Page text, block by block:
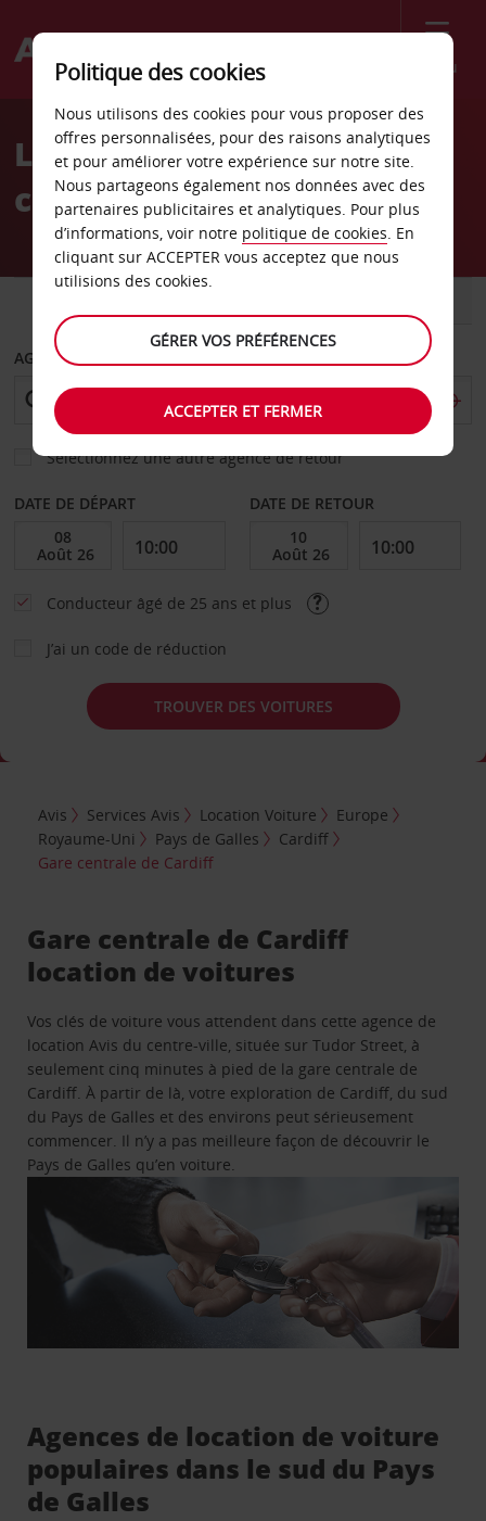
Menu
Welcome
AvisLocation de voiture Gare
centrale de Cardiff
AGENCE DE DÉPART
Sélectionnez une autre agence de retour
DATE DE DÉPART DATE DE RETOUR
Conducteur âgé de 25 ans et plus
J’ai un code de réduction
TROUVER DES VOITURES
Avis Services Avis Location Voiture
Europe
Royaume-Uni
Pays de Galles
Cardiff
Gare centrale de Cardiff
Gare centrale de Cardiff
location de voitures
Vos clés de voiture vous attendent dans cette agence de
location Avis du centre-ville, située sur Tudor Street, à
seulement cinq minutes à pied de la gare centrale de
Cardiff. À partir de là, votre exploration de Cardiff, du sud
du Pays de Galles et des environs peut sérieusement
commencer. Il n’y a pas meilleure façon de découvrir le
Pays de Galles qu’en voiture.
Agences de location de voiture
populaires dans le sud du Pays
de Galles
Politique des cookies
Nous utilisons des cookies pour vous proposer des
offres personnalisées, pour des raisons analytiques
et pour améliorer votre expérience sur notre site.
Nous partageons également nos données avec des
partenaires publicitaires et analytiques. Pour plus
d’informations, voir notre politique de cookies. En
cliquant sur ACCEPTER vous acceptez que nous
utilisions des cookies.
GÉRER VOS PRÉFÉRENCES
ACCEPTER ET FERMER